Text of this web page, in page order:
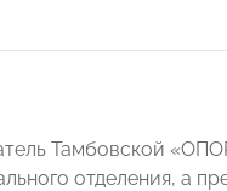
Тамбовской
отделения, а